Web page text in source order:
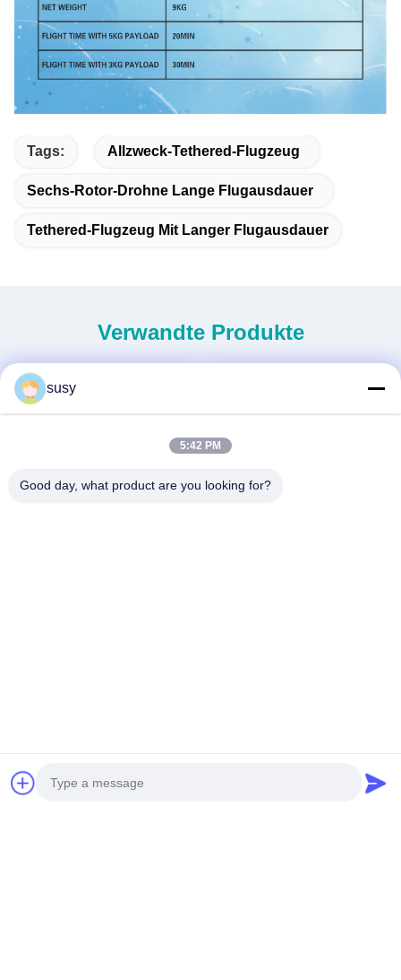
Tags: Allzweck-Tethered-Flugzeug
Sechs-Rotor-Drohne Lange Flugausdauer
Tethered-Flugzeug Mit Langer Flugausdauer
Verwandte Produkte
susy
5:42 PM
Good day, what product are you looking for?